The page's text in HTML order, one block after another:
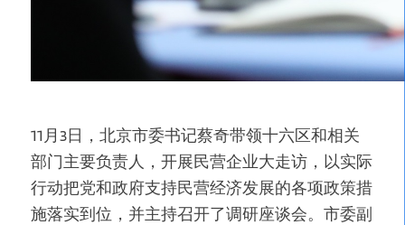
11月3日，北京市委书记蔡奇带领十六区和相关
部门主要负责人，开展民营企业大走访，以实际
行动把党和政府支持民营经济发展的各项政策措
施落实到位，并主持召开了调研座谈会。市委副